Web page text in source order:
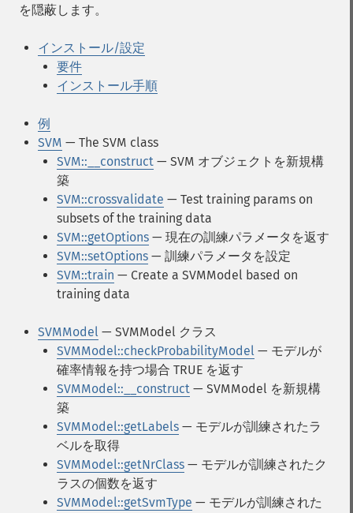
を隠蔽します。
インストール/設定
要件
インストール手順
例
SVM — The SVM class
SVM::__construct — SVM オブジェクトを新規構
築
SVM::crossvalidate — Test training params on
subsets of the training data
SVM::getOptions — 現在の訓練パラメータを返す
SVM::setOptions — 訓練パラメータを設定
SVM::train — Create a SVMModel based on
training data
SVMModel — SVMModel クラス
SVMModel::checkProbabilityModel — モデルが
確率情報を持つ場合 TRUE を返す
SVMModel::__construct — SVMModel を新規構
築
SVMModel::getLabels — モデルが訓練されたラ
ベルを取得
SVMModel::getNrClass — モデルが訓練されたク
ラスの個数を返す
SVMModel::getSvmType — モデルが訓練された